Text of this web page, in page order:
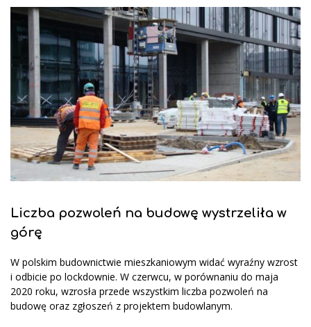
Liczba pozwoleń na budowę wystrzeliła w
górę
W polskim budownictwie mieszkaniowym widać wyraźny wzrost
i odbicie po lockdownie. W czerwcu, w porównaniu do maja
2020 roku, wzrosła przede wszystkim liczba pozwoleń na
budowę oraz zgłoszeń z projektem budowlanym.